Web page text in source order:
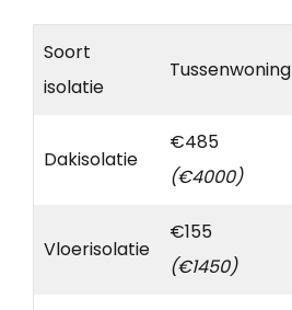
Soort
isolatie
Tussenwoning
Dakisolatie
€485
(€4000)
Vloerisolatie
€155
(€1450)